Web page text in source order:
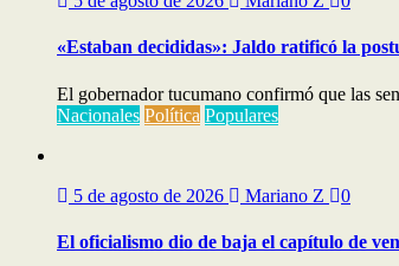
«Estaban decididas»: Jaldo ratificó la
El gobernador tucumano confirmó que las
Nacionales Política Populares
5 de agosto de 2026 Mariano Z 0
El oficialismo dio de baja el capítulo de